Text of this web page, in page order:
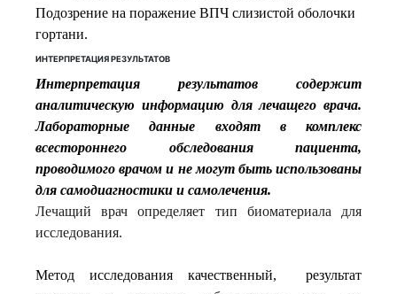
Подозрение на поражение ВПЧ слизистой оболочки
гортани.
ИНТЕРПРЕТАЦИЯ РЕЗУЛЬТАТОВ
Интерпретация результатов содержит
аналитическую информацию для лечащего врача.
Лабораторные данные входят в комплекс
всестороннего обследования пациента,
проводимого врачом и не могут быть использованы
для самодиагностики и самолечения.
Лечащий врач определяет тип биоматериала для
исследования.
Метод исследования качественный, результат